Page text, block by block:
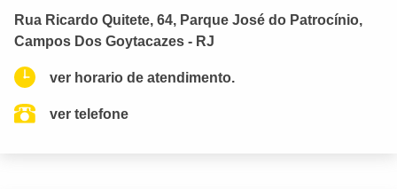
Rua Ricardo Quitete, 64, Parque José do Patrocínio,
Campos Dos Goytacazes - RJ
ver horario de atendimento.
ver telefone